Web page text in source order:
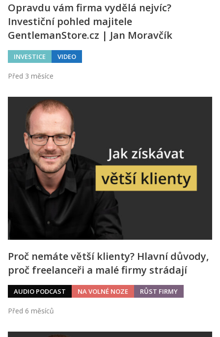
Opravdu vám firma vydělá nejvíc?
Investiční pohled majitele
GentlemanStore.cz | Jan Moravčík
INVESTICE VIDEO
Před 3 měsíce
Proč nemáte větší klienty? Hlavní důvody,
proč freelanceři a malé firmy strádají
AUDIO PODCAST NA VOLNÉ NOZE RŮST FIRMY
Před 6 měsíců